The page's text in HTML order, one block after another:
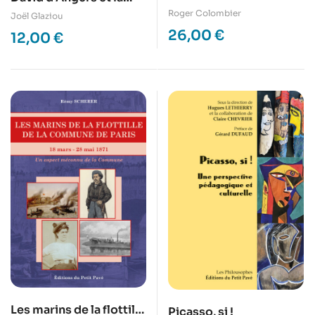
jeune grecque
Joël Glaziou
12,00 €
1914-1918
Roger Colombier
26,00 €
Les marins de la flottille
Picasso, si !